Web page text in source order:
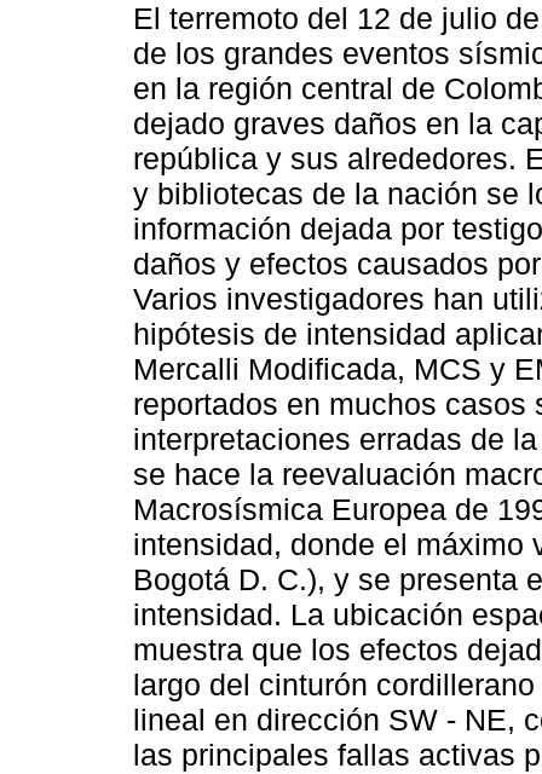
El terremoto del 12 de julio
de los grandes eventos
en la región central de
dejado graves daños en la
república y sus alrededores.
y bibliotecas de la nación se
información dejada por
daños y efectos causados
Varios investigadores han
hipótesis de intensidad
Mercalli Modificada, MCS y
reportados en muchos
interpretaciones erradas de
se hace la reevaluación
Macrosísmica Europea de
intensidad, donde el máximo
Bogotá D. C.), y se presenta
intensidad. La ubicación
muestra que los efectos
largo del cinturón
lineal en dirección SW - NE,
las principales fallas activas